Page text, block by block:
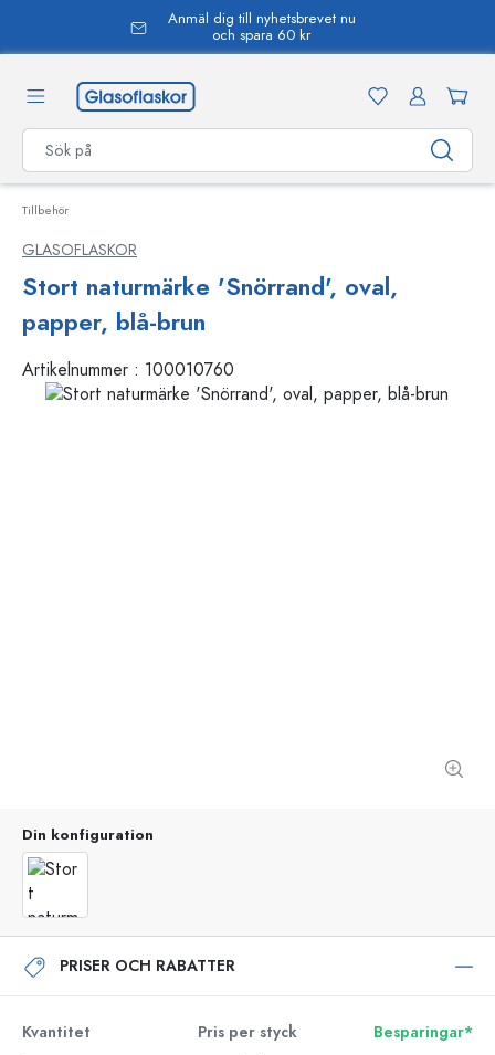
Anmäl dig till nyhetsbrevet nu
och spara 60 kr
Tillbehör
GLASOFLASKOR
Stort naturmärke 'Snörrand', oval,
papper, blå-brun
Artikelnummer : 100010760
Din konfiguration
PRISER OCH RABATTER
Kvantitet Pris per styck
Besparingar*